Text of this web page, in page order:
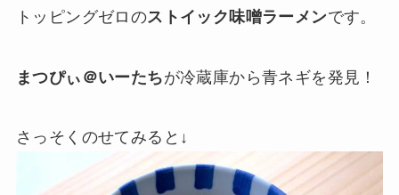
トッピングゼロのストイック味噌ラーメンです。
まつぴぃ＠いーたちが冷蔵庫から青ネギを発見！
さっそくのせてみると↓